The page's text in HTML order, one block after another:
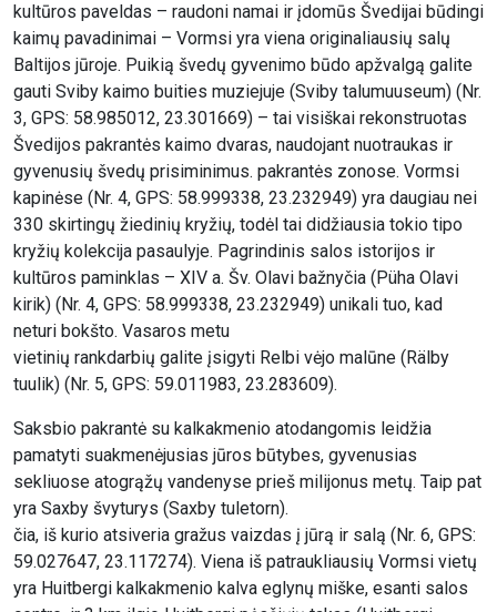
kultūros paveldas – raudoni namai ir įdomūs Švedijai būdingi
kaimų pavadinimai – Vormsi yra viena originaliausių salų
Baltijos jūroje. Puikią švedų gyvenimo būdo apžvalgą galite
gauti Sviby kaimo buities muziejuje (Sviby talumuuseum) (Nr.
3, GPS: 58.985012, 23.301669) – tai visiškai rekonstruotas
Švedijos pakrantės kaimo dvaras, naudojant nuotraukas ir
gyvenusių švedų prisiminimus. pakrantės zonose. Vormsi
kapinėse (Nr. 4, GPS: 58.999338, 23.232949) yra daugiau nei
330 skirtingų žiedinių kryžių, todėl tai didžiausia tokio tipo
kryžių kolekcija pasaulyje. Pagrindinis salos istorijos ir
kultūros paminklas – XIV a. Šv. Olavi bažnyčia (Püha Olavi
kirik) (Nr. 4, GPS: 58.999338, 23.232949) unikali tuo, kad
neturi bokšto. Vasaros metu
vietinių rankdarbių galite įsigyti Relbi vėjo malūne (Rälby
tuulik) (Nr. 5, GPS: 59.011983, 23.283609).
Saksbio pakrantė su kalkakmenio atodangomis leidžia
pamatyti suakmenėjusias jūros būtybes, gyvenusias
sekliuose atogrąžų vandenyse prieš milijonus metų. Taip pat
yra Saxby švyturys (Saxby tuletorn).
čia, iš kurio atsiveria gražus vaizdas į jūrą ir salą (Nr. 6, GPS:
59.027647, 23.117274). Viena iš patraukliausių Vormsi vietų
yra Huitbergi kalkakmenio kalva eglynų miške, esanti salos